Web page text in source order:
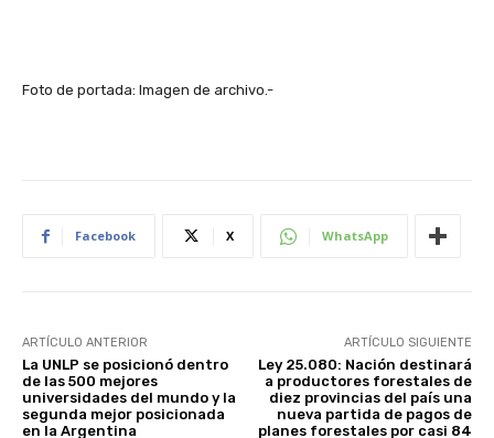
Foto de portada: Imagen de archivo.-
Facebook X WhatsApp
ARTÍCULO ANTERIOR
La UNLP se posicionó dentro
de las 500 mejores
universidades del mundo y la
segunda mejor posicionada
en la Argentina
ARTÍCULO SIGUIENTE
Ley 25.080: Nación destinará
a productores forestales de
diez provincias del país una
nueva partida de pagos de
planes forestales por casi 84